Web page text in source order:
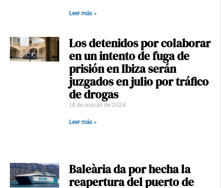
Leer más »
Los detenidos por colaborar
en un intento de fuga de
prisión en Ibiza serán
juzgados en julio por tráfico
de drogas
14 de marzo de 2024
Leer más »
Baleària da por hecha la
reapertura del puerto de